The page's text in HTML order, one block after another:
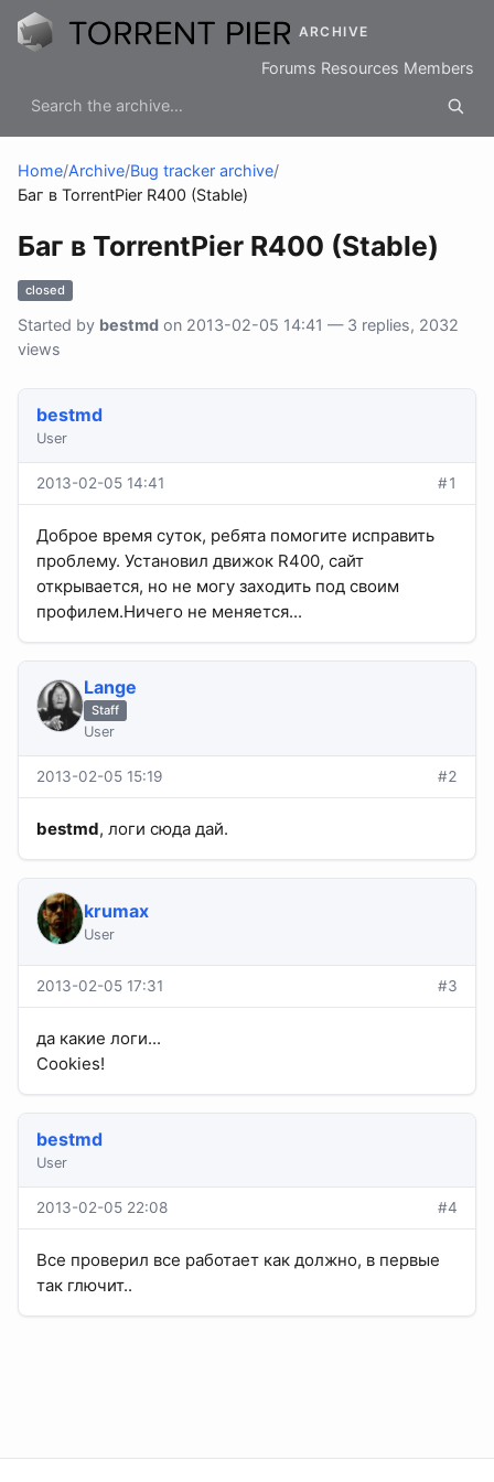
ARCHIVE
Forums Resources Members
Home/Archive/Bug tracker archive/
Баг в TorrentPier R400 (Stable)
Баг в TorrentPier R400 (Stable)
closed
Started by bestmd on 2013-02-05 14:41 — 3 replies, 2032
views
bestmd
User
2013-02-05 14:41 #1
Доброе время суток, ребята помогите исправить
проблему. Установил движок R400, сайт
открывается, но не могу заходить под своим
профилем.Ничего не меняется...
Lange
Staff
User
2013-02-05 15:19 #2
bestmd, логи сюда дай.
krumax
User
2013-02-05 17:31 #3
да какие логи...
Cookies!
bestmd
User
2013-02-05 22:08 #4
Все проверил все работает как должно, в первые
так глючит..